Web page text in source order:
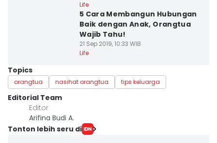
Life
5 Cara Membangun Hubungan
Baik dengan Anak, Orangtua
Wajib Tahu!
21 Sep 2019, 10:33 WIB
Life
Topics
orangtua nasihat orangtua tips keluarga
Editorial Team
Editor
Arifina Budi A.
Tonton lebih seru di